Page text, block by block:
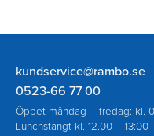
Rambo
AB
kundservice@rambo.se
0523-66 77 00
Öppet måndag – fredag: kl.
Lunchstängt kl. 12.00 – 13:00